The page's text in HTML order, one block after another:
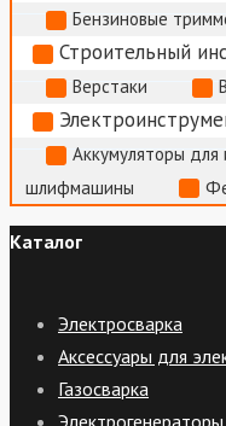
Бензиновые
Строительный
Верстаки
Аккумуляторы для
шлифмашины
Каталог
Электросварка
Аксессуары для
Газосварка